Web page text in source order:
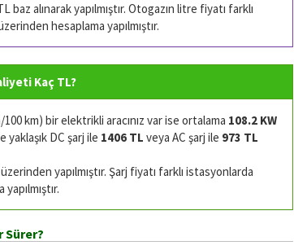
alınarak yapılmıştır. Otogazın litre fiyatı farklı
hesaplama yapılmıştır.
Kaç TL?
km) bir elektrikli aracınız var ise ortalama 108.2 KW
yaklaşık DC şarj ile 1406 TL veya AC şarj ile 973 TL
yapılmıştır. Şarj fiyatı farklı istasyonlarda
Sürer?